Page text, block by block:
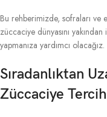
Bu rehberimizde, sofraları ve
züccaciye dünyasını
yapmanıza yardımcı olacağız.
Sıradanlıktan
Züccaciye